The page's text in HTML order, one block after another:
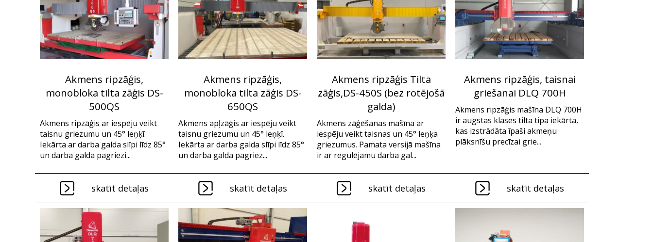
Akmens ripzāģis,
monobloka tilta zāģis DS-
500QS
Akmens ripzāģis ar iespēju veikt
taisnu griezumu un 45° leņķī.
Iekārta ar darba galda slīpi līdz 85°
un darba galda pagriezi...
skatīt detaļas
Akmens ripzāģis,
monobloka tilta zāģis DS-
650QS
Akmens apļzāģis ar iespēju veikt
taisnu griezumu un 45° leņķī.
Iekārta ar darba galda slīpi līdz 85°
un darba galda pagriez...
skatīt detaļas
Akmens ripzāģis Tilta
zāģis,DS-450S (bez rotējošā
galda)
Akmens zāģēšanas mašīna ar
iespēju veikt taisnas un 45° leņķa
griezumus. Pamata versijā mašīna
ir ar regulējamu darba gal...
skatīt detaļas
Akmens ripzāģis, taisnai
griešanai DLQ 700H
Akmens ripzāģis mašīna DLQ 700H
ir augstas klases tilta tipa iekārta,
kas izstrādāta īpaši akmeņu
plāksnīšu precīzai grie...
skatīt detaļas